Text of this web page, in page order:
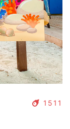
1511